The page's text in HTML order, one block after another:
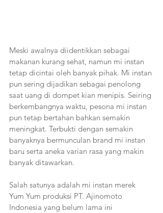
Meski awalnya diidentikkan sebagai
makanan kurang sehat, namun mi instan
tetap dicintai oleh banyak pihak. Mi instan
pun sering dijadikan sebagai penolong
saat uang di dompet kian menipis. Seiring
berkembangnya waktu, pesona mi instan
pun tetap bertahan bahkan semakin
meningkat. Terbukti dengan semakin
banyaknya bermunculan brand mi instan
baru serta aneka varian rasa yang makin
banyak ditawarkan.
Salah satunya adalah mi instan merek
Yum Yum produksi PT. Ajinomoto
Indonesia yang belum lama ini